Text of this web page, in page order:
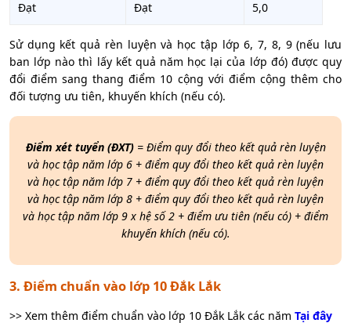
Đạt Đạt 5,0
Sử dụng kết quả rèn luyện và học tập lớp 6, 7, 8, 9 (nếu lưu
ban lớp nào thì lấy kết quả năm học lại của lớp đó) được quy
đổi điểm sang thang điểm 10 cộng với điểm cộng thêm cho
đối tượng ưu tiên, khuyến khích (nếu có).
Điểm xét tuyển (ĐXT)= Điểm quy đổi theo kết quả rèn luyện
và học tập năm lớp 6 + điểm quy đổi theo kết quả rèn luyện
và học tập năm lớp 7 + điểm quy đổi theo kết quả rèn luyện
và học tập năm lớp 8 + điểm quy đổi theo kết quả rèn luyện
và học tập năm lớp 9 x hệ số 2 + điểm ưu tiên (nếu có) + điểm
khuyến khích (nếu có).
3. Điểm chuẩn vào lớp 10 Đắk Lắk
>> Xem thêm điểm chuẩn vào lớp 10 Đắk Lắk các năm Tại đây